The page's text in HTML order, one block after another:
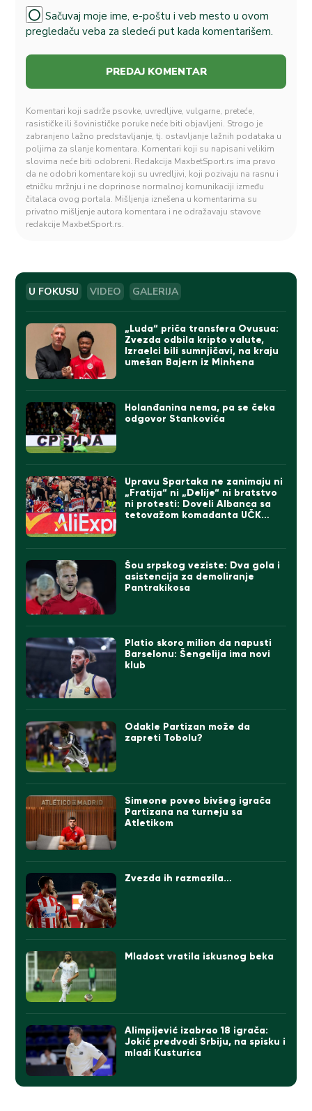
Sačuvaj moje ime, e-poštu i veb mesto u ovom
pregledaču veba za sledeći put kada komentarišem.
Komentari koji sadrže psovke, uvredljive, vulgarne, preteće,
rasističke ili šovinističke poruke neće biti objavljeni. Strogo je
zabranjeno lažno predstavljanje, tj. ostavljanje lažnih podataka u
poljima za slanje komentara. Komentari koji su napisani velikim
slovima neće biti odobreni. Redakcija MaxbetSport.rs ima pravo
da ne odobri komentare koji su uvredljivi, koji pozivaju na rasnu i
etničku mržnju i ne doprinose normalnoj komunikaciji između
čitalaca ovog portala. Mišljenja iznešena u komentarima su
privatno mišljenje autora komentara i ne odražavaju stavove
redakcije MaxbetSport.rs.
U FOKUSU VIDEO GALERIJA
„Luda“ priča transfera Ovusua:
Zvezda odbila kripto valute,
Izraelci bili sumnjičavi, na kraju
umešan Bajern iz Minhena
Holanđanina nema, pa se čeka
odgovor Stankovića
Upravu Spartaka ne zanimaju ni
„Fratija“ ni „Delije“ ni bratstvo
ni protesti: Doveli Albanca sa
tetovažom komadanta UČK
Šou srpskog veziste: Dva gola i
asistencija za demoliranje
Pantrakikosa
Platio skoro milion da napusti
Barselonu: Šengelija ima novi
klub
Odakle Partizan može da
zapreti Tobolu?
Simeone poveo bivšeg igrača
Partizana na turneju sa
Atletikom
Zvezda ih razmazila…
Mladost vratila iskusnog beka
Alimpijević izabrao 18 igrača:
Jokić predvodi Srbiju, na spisku i
mladi Kusturica